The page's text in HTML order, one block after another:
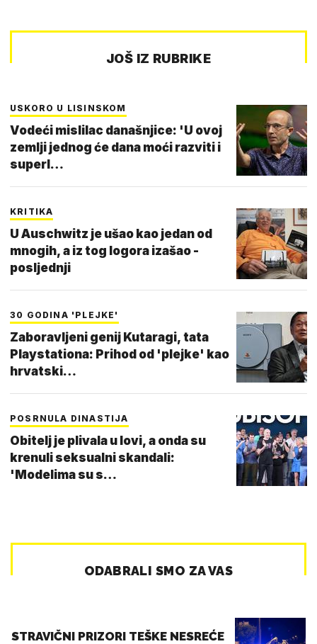
JOŠ IZ RUBRIKE
USKORO U LISINSKOM
Vodeći mislilac današnjice: 'U ovoj
zemlji jednog će dana moći razviti i
superl…
KRITIKA
U Auschwitz je ušao kao jedan od
mnogih, a iz tog logora izašao -
posljednji
30 GODINA 'PLEJKE'
Zaboravljeni genij Kutaragi, tata
Playstationa: Prihod od 'plejke' kao
hrvatski…
POSRNULA DINASTIJA
Obitelj je plivala u lovi, a onda su
krenuli seksualni skandali:
'Modelima su s…